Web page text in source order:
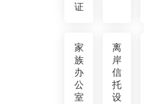
证
家
族
办
公
室
离
岸
信
托
设